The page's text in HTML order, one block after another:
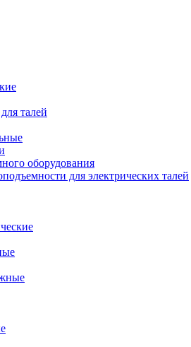
талей
оборудования
для электрических талей